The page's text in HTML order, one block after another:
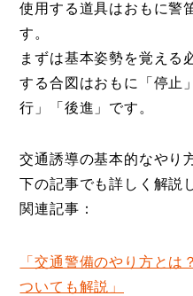
使用する道具はおもに警
す。
まずは基本姿勢を覚える
する合図はおもに「停止
行」「後進」です。
交通誘導の基本的なやり
下の記事でも詳しく解説
関連記事：
「交通警備のやり方とは
ついても解説」